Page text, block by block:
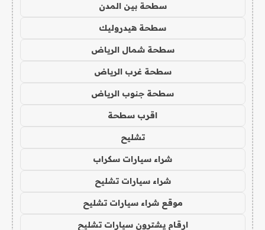
سطحة بين المدن
سطحة هيدروليك
سطحة شمال الرياض
سطحة غرب الرياض
سطحة جنوب الرياض
اقرب سطحة
تشليح
شراء سيارات سكراب
شراء سيارات تشليح
موقع شراء سيارات تشليح
ارقام يشترون سيارات تشليح